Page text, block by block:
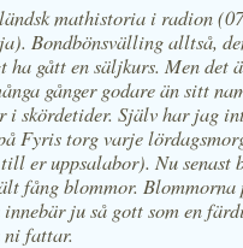
mathistoria i radion
Bondbönsvälling alltså,
gått en säljkurs. Men det
gånger godare än sitt
i skördetider. Själv har jag
Fyris torg varje
er uppsalabor). Nu senast
fång blommor. Blommorna
ju så gott som en
fattar.